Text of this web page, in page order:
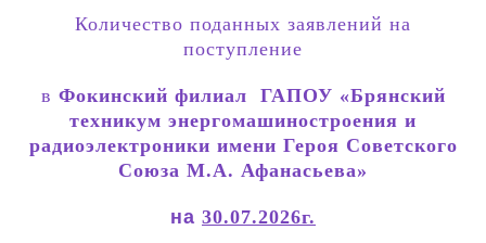
Количество поданных заявлений на
поступление
в Фокинский филиал
ГАПОУ «Брянский
техникум энергомашиностроения и
радиоэлектроники имени Героя Советского
Союза М.А. Афанасьева»
на 30.07.2026г.